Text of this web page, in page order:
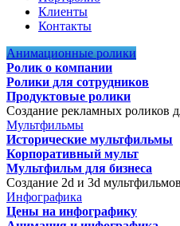
Клиенты
Контакты
Анимационные ролики
Ролик о компании
Ролики для сотрудников
Продуктовые ролики
Создание рекламных роликов
Мультфильмы
Исторические мультфильмы
Корпоративный мульт
Мультфильм для бизнеса
Создание 2d и 3d
Инфографика
Цены на инфографику